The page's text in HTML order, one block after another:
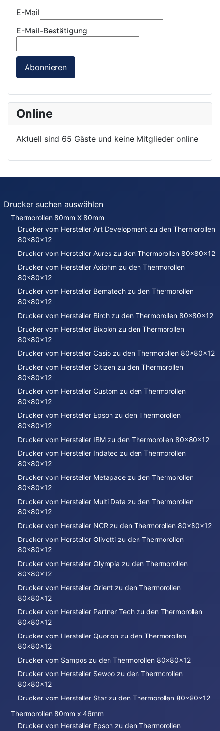
E-Mail
E-Mail-Bestätigung
Abonnieren
Online
Aktuell sind 65 Gäste und keine Mitglieder online
Drucker suchen auswählen
Thermorollen 80mm X 80mm
Drucker vom Hersteller Art Development zu den Thermorollen
80x80x12
Drucker vom Hersteller Aures zu den Thermorollen 80x80x12
Drucker vom Hersteller Axiohm zu den Thermorollen
80x80x12
Drucker vom Hersteller Bematech zu den Thermorollen
80x80x12
Drucker vom Hersteller Birch zu den Thermorollen 80x80x12
Drucker vom Hersteller Bixolon zu den Thermorollen
80x80x12
Drucker vom Hersteller Casio zu den Thermorollen 80x80x12
Drucker vom Hersteller Citizen zu den Thermorollen
80x80x12
Drucker vom Hersteller Custom zu den Thermorollen
80x80x12
Drucker vom Hersteller Epson zu den Thermorollen
80x80x12
Drucker vom Hersteller IBM zu den Thermorollen 80x80x12
Drucker vom Hersteller Indatec zu den Thermorollen
80x80x12
Drucker vom Hersteller Metapace zu den Thermorollen
80x80x12
Drucker vom Hersteller Multi Data zu den Thermorollen
80x80x12
Drucker vom Hersteller NCR zu den Thermorollen 80x80x12
Drucker vom Hersteller Olivetti zu den Thermorollen
80x80x12
Drucker vom Hersteller Olympia zu den Thermorollen
80x80x12
Drucker vom Hersteller Orient zu den Thermorollen
80x80x12
Drucker vom Hersteller Partner Tech zu den Thermorollen
80x80x12
Drucker vom Hersteller Quorion zu den Thermorollen
80x80x12
Drucker vom Sampos zu den Thermorollen 80x80x12
Drucker vom Hersteller Sewoo zu den Thermorollen
80x80x12
Drucker vom Hersteller Star zu den Thermorollen 80x80x12
Thermorollen 80mm x 46mm
Drucker vom Hersteller Epson zu den Thermorollen